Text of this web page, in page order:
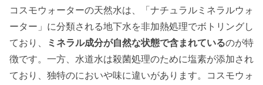
コスモウォーターの天然水は、「ナチュラルミネラルウォ
ーター」に分類される地下水を非加熱処理でボトリングし
ており、
ミネラル成分が自然な状態で含まれているのが特
徴です。一方、水道水は殺菌処理のために塩素が添加され
ており、独特のにおいや味に違いがあります。コスモウォ